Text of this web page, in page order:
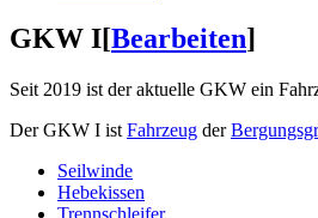
GKW I[Bearbeiten]
Seit 2019 ist der aktuelle GKW ein
Der GKW I ist Fahrzeug der
Seilwinde
Hebekissen